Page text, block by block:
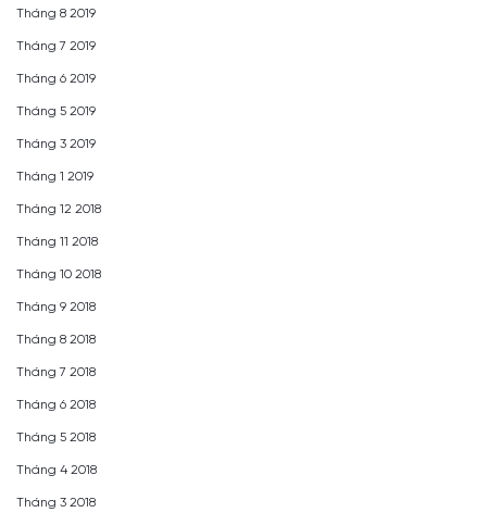
Tháng 8 2019
Tháng 7 2019
Tháng 6 2019
Tháng 5 2019
Tháng 3 2019
Tháng 1 2019
Tháng 12 2018
Tháng 11 2018
Tháng 10 2018
Tháng 9 2018
Tháng 8 2018
Tháng 7 2018
Tháng 6 2018
Tháng 5 2018
Tháng 4 2018
Tháng 3 2018